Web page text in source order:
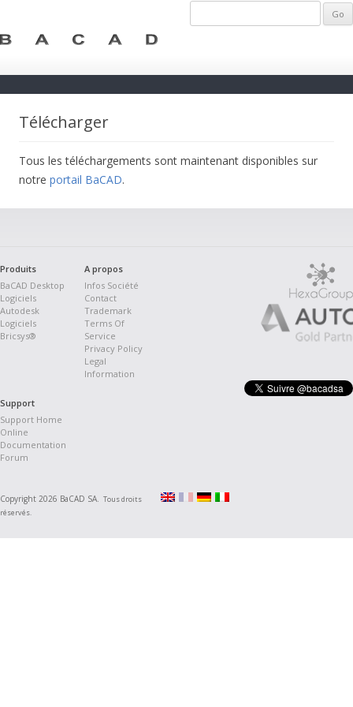
Télécharger
Tous les téléchargements sont maintenant disponibles sur
notre portail BaCAD.
Produits
BaCAD Desktop
Logiciels
Autodesk
Logiciels
Bricsys®
A propos
Infos Société
Contact
Trademark
Terms Of
Service
Privacy Policy
Legal
Information
Support
Support Home
Online
Documentation
Forum
Copyright 2026 BaCAD SA. Tous droits
réservés.